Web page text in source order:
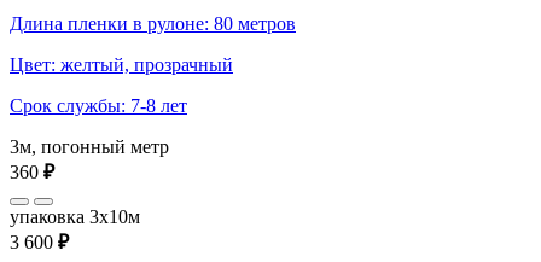
Длина пленки в рулоне: 80 метров
Цвет: желтый, прозрачный
Срок службы: 7-8 лет
3м, погонный метр
360 ₽
упаковка 3x10м
3 600 ₽